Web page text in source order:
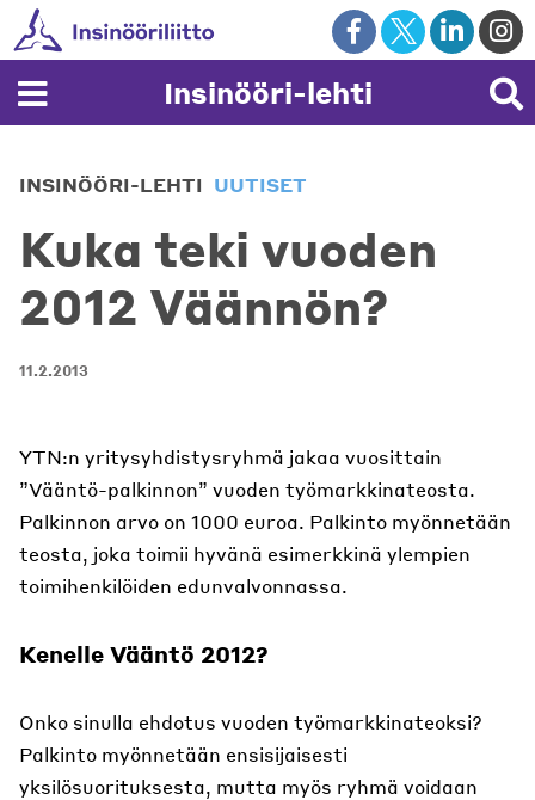
Skip
to
content
Insinööri-lehti
INSINÖÖRI-LEHTI UUTISET
Kuka teki vuoden
2012 Väännön?
11.2.2013
YTN:n yritysyhdistysryhmä jakaa vuosittain
”Vääntö-palkinnon” vuoden työmarkkinateosta.
Palkinnon arvo on 1000 euroa. Palkinto myönnetään
teosta, joka toimii hyvänä esimerkkinä ylempien
toimihenkilöiden edunvalvonnassa.
Kenelle Vääntö 2012?
Onko sinulla ehdotus vuoden työmarkkinateoksi?
Palkinto myönnetään ensisijaisesti
yksilösuorituksesta, mutta myös ryhmä voidaan